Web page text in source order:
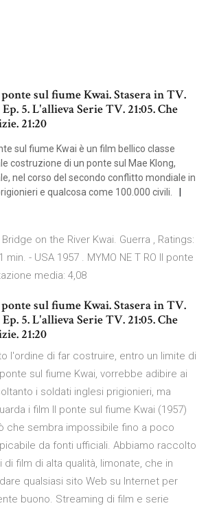
sul fiume Kwai. Stasera in TV.
Ep. 5. L'allieva Serie TV. 21:05. Che
21:20
sul fiume Kwai è un film bellico classe
costruzione di un ponte sul Mae Klong,
nel corso del secondo conflitto mondiale in
e qualcosa come 100.000 civili.
on the River Kwai. Guerra , Ratings:
min. - USA 1957 . MYMO NE T RO Il ponte
media: 4,08
sul fiume Kwai. Stasera in TV.
Ep. 5. L'allieva Serie TV. 21:05. Che
21:20
l'ordine di far costruire, entro un limite di
sul fiume Kwai, vorrebbe adibire ai
i soldati inglesi prigionieri, ma
i film Il ponte sul fiume Kwai (1957)
che sembra impossibile fino a poco
da fonti ufficiali. Abbiamo raccolto
film di alta qualità, limonate, che in
qualsiasi sito Web su Internet per
buono. Streaming di film e serie